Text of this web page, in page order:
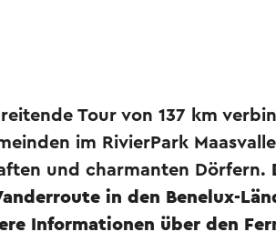
Tour von 137 km
im RivierPark
und charmanten Dörfern.
in den Benelux-
Informationen über den